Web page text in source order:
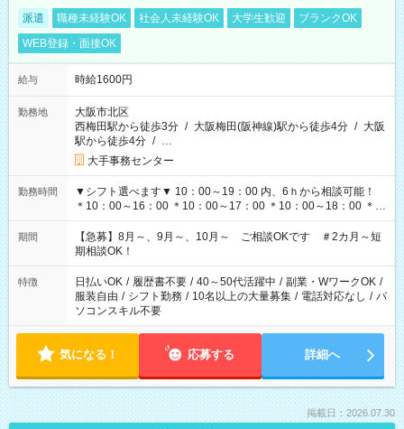
派遣 職種未経験OK 社会人未経験OK 大学生歓迎
ブランクOK
WEB登録・面接OK
給与 時給1600円
勤務地
大阪市北区
西梅田駅から徒歩3分 / 大阪梅田(阪神線)駅から徒歩4分 / 大阪
駅から徒歩4分 / …
大手事務センター
勤務時間
▼シフト選べます▼ 10：00～19：00 内、6ｈから相談可能！
＊10：00～16：00 ＊10：00～17：00 ＊10：00～18：00 ＊
11：00～19：00 ＊12：00～19：00 ＊13：00～19：00
期間
【急募】8月～、9月～、10月～ ご相談OKです ＃2カ月～短
期相談OK！
特徴 日払いOK / 履歴書不要 / 40～50代活躍中 / 副業・WワークOK /
服装自由 / シフト勤務 / 10名以上の大量募集 / 電話対応なし / パ
ソコンスキル不要
気になる！ 応募する 詳細へ
掲載日：2026.07.30